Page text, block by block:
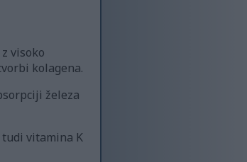
visoko
kolagena.
železa
tudi vitamina K